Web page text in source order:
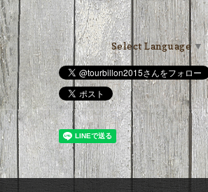
Select Language▼